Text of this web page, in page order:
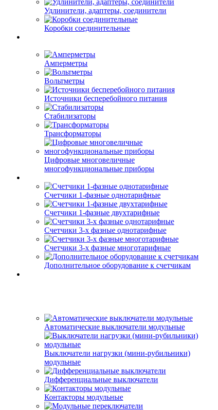
Удлинители, адаптеры, соединители
Коробки соединительные
Амперметры
Вольтметры
Источники бесперебойного питания
Стабилизаторы
Трансформаторы
Цифровые многовеличные
многофункциональные приборы
Счетчики 1-фазные однотарифные
Счетчики 1-фазные двухтарифные
Счетчики 3-х фазные однотарифные
Счетчики 3-х фазные многотарифные
Дополнительное оборудование к счетчикам
Автоматические выключатели модульные
Выключатели нагрузки (мини-рубильники)
модульные
Дифференциальные выключатели
Контакторы модульные